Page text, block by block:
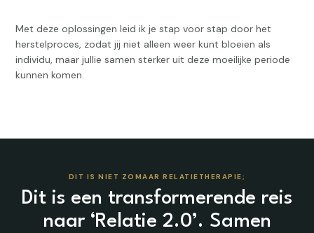
Met deze oplossingen leid ik je stap voor stap door het
herstelproces, zodat jij niet alleen weer kunt bloeien als
individu, maar jullie samen sterker uit deze moeilijke periode
kunnen komen.
DIT IS NIET ZOMAAR RELATIETHERAPIE;
Dit is een transformerende reis
naar ‘Relatie 2.0’. Samen